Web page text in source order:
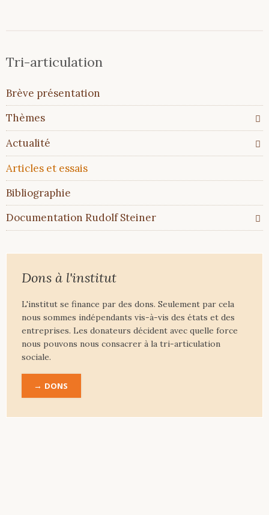
Tri-articulation
Aller
au
contenu
Brève présentation
Thèmes
Actualité
Articles et essais
Bibliographie
Documentation Rudolf Steiner
Dons à l'institut
L'institut se finance par des dons. Seulement par cela
nous sommes indépendants vis-à-vis des états et des
entreprises. Les donateurs décident avec quelle force
nous pouvons nous consacrer à la tri-articulation
sociale.
DONS